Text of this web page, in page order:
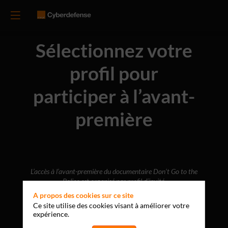
Sélectionnez votre
profil pour
participer à l’avant-
première
L’accès à l’avant-première du documentaire Don’t Go to the
Police est organisé par profil d’invité.
statut afin d’accéder au formulaire d’inscription approprié.
A propos des cookies sur ce site
Ce site utilise des cookies visant à améliorer votre
expérience.